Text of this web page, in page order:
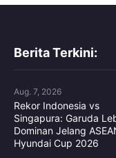
Berita Terkini:
Aug. 7, 2026
Rekor Indonesia vs
Singapura: Garuda
Dominan Jelang
Hyundai Cup 2026